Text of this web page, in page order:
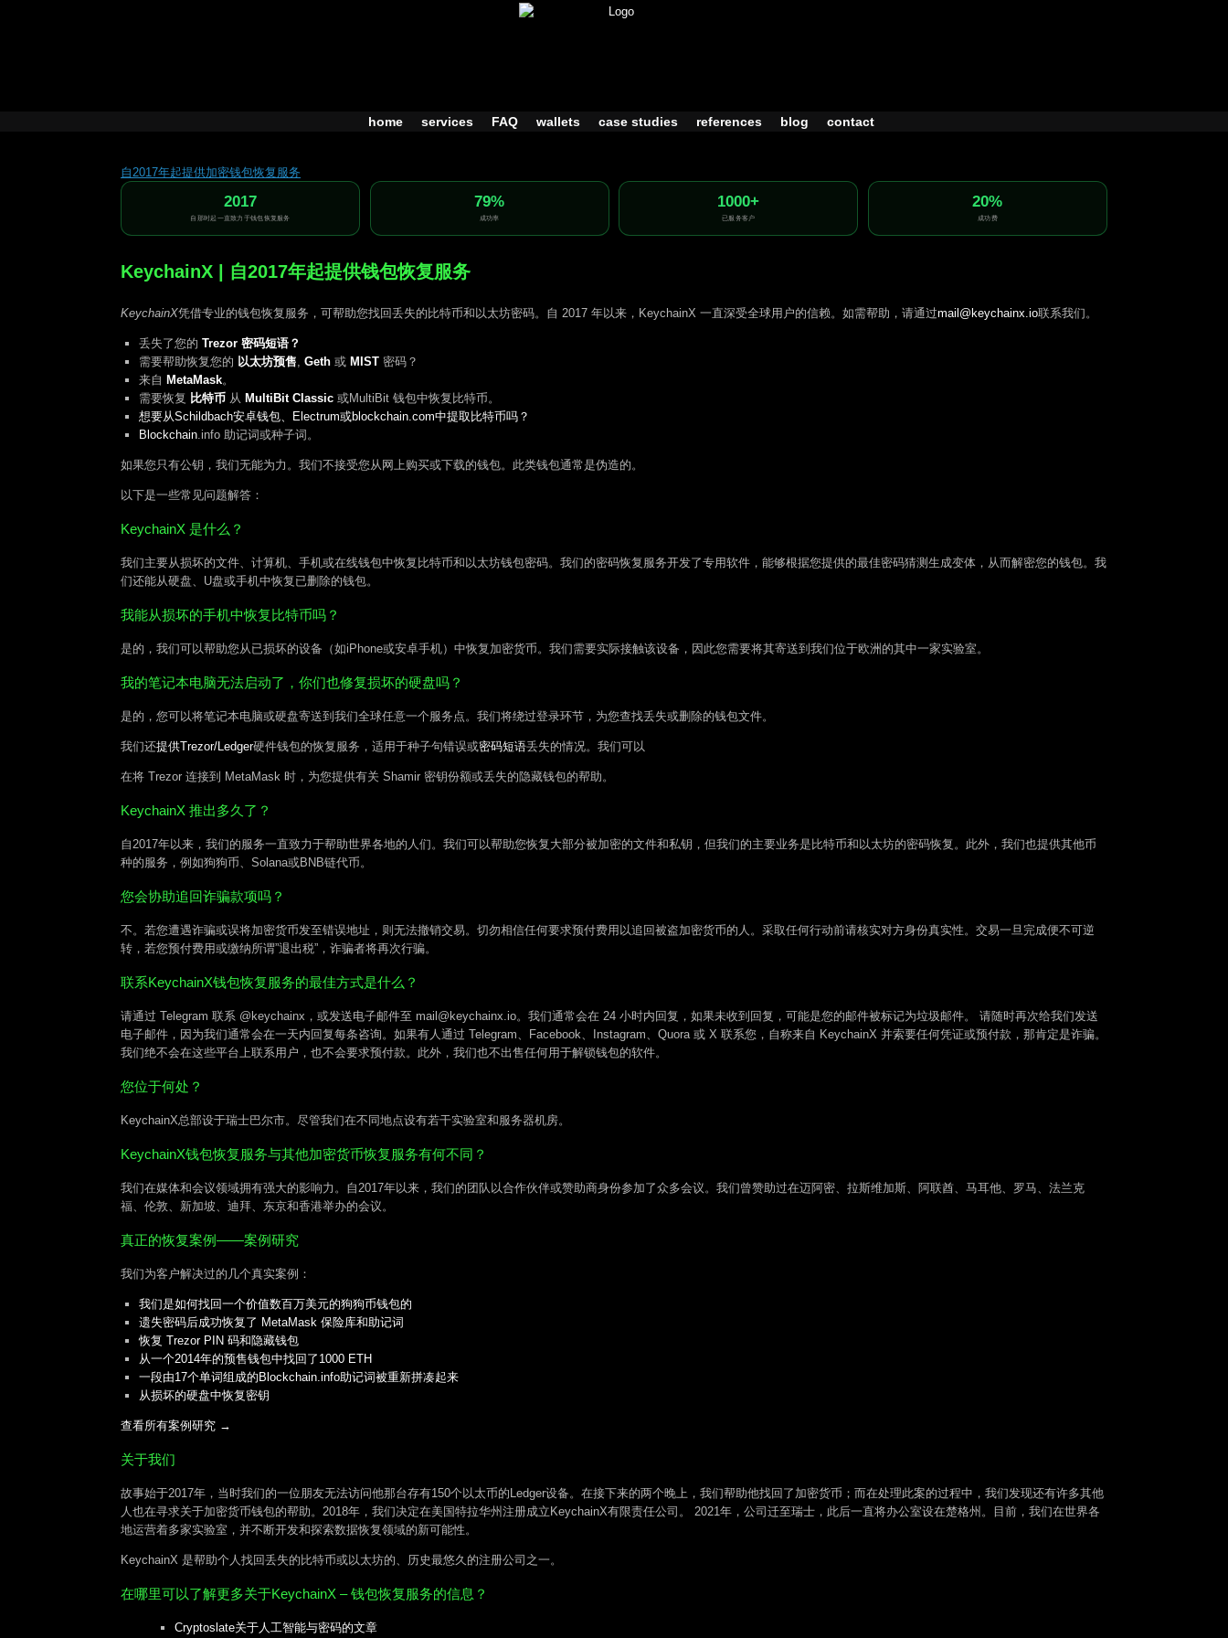
home services FAQ wallets case studies references blog contact
自2017年起提供加密钱包恢复服务
2017
自那时起一直致力于钱包恢复服务
79%
成功率
1000+
已服务客户
20%
成功费
KeychainX | 自2017年起提供钱包恢复服务
KeychainX凭借专业的钱包恢复服务，可帮助您找回丢失的比特币和以太坊密码。自 2017 年以来，KeychainX 一直深受全球用户的信赖。如需帮助，请通过mail@keychainx.io联系我们。
丢失了您的 Trezor 密码短语？
需要帮助恢复您的 以太坊预售, Geth或 MIST密码？
来自 MetaMask。
需要恢复 比特币从 MultiBit Classic或MultiBit 钱包中恢复比特币。
想要从Schildbach安卓钱包、Electrum或blockchain.com中提取比特币吗？
Blockchain.info 助记词或种子词。
如果您只有公钥，我们无能为力。我们不接受您从网上购买或下载的钱包。此类钱包通常是伪造的。
以下是一些常见问题解答：
KeychainX 是什么？
我们主要从损坏的文件、计算机、手机或在线钱包中恢复比特币和以太坊钱包密码。我们的密码恢复服务开发了专用软件，能够根据您提供的最佳密码猜测生成变体，从而解密您的钱包。我
们还能从硬盘、U盘或手机中恢复已删除的钱包。
我能从损坏的手机中恢复比特币吗？
是的，我们可以帮助您从已损坏的设备（如iPhone或安卓手机）中恢复加密货币。我们需要实际接触该设备，因此您需要将其寄送到我们位于欧洲的其中一家实验室。
我的笔记本电脑无法启动了，你们也修复损坏的硬盘吗？
是的，您可以将笔记本电脑或硬盘寄送到我们全球任意一个服务点。我们将绕过登录环节，为您查找丢失或删除的钱包文件。
我们还提供Trezor/Ledger硬件钱包的恢复服务，适用于种子句错误或密码短语丢失的情况。我们可以
在将 Trezor 连接到 MetaMask 时，为您提供有关 Shamir 密钥份额或丢失的隐藏钱包的帮助。
KeychainX 推出多久了？
自2017年以来，我们的服务一直致力于帮助世界各地的人们。我们可以帮助您恢复大部分被加密的文件和私钥，但我们的主要业务是比特币和以太坊的密码恢复。此外，我们也提供其他币
种的服务，例如狗狗币、Solana或BNB链代币。
您会协助追回诈骗款项吗？
不。若您遭遇诈骗或误将加密货币发至错误地址，则无法撤销交易。切勿相信任何要求预付费用以追回被盗加密货币的人。采取任何行动前请核实对方身份真实性。交易一旦完成便不可逆
转，若您预付费用或缴纳所谓”退出税”，诈骗者将再次行骗。
联系KeychainX钱包恢复服务的最佳方式是什么？
请通过 Telegram 联系 @keychainx，或发送电子邮件至 mail@keychainx.io。我们通常会在 24 小时内回复，如果未收到回复，可能是您的邮件被标记为垃圾邮件。 请随时再次给我们发送
电子邮件，因为我们通常会在一天内回复每条咨询。如果有人通过 Telegram、Facebook、Instagram、Quora 或 X 联系您，自称来自 KeychainX 并索要任何凭证或预付款，那肯定是诈骗。
我们绝不会在这些平台上联系用户，也不会要求预付款。此外，我们也不出售任何用于解锁钱包的软件。
您位于何处？
KeychainX总部设于瑞士巴尔市。尽管我们在不同地点设有若干实验室和服务器机房。
KeychainX钱包恢复服务与其他加密货币恢复服务有何不同？
我们在媒体和会议领域拥有强大的影响力。自2017年以来，我们的团队以合作伙伴或赞助商身份参加了众多会议。我们曾赞助过在迈阿密、拉斯维加斯、阿联酋、马耳他、罗马、法兰克
福、伦敦、新加坡、迪拜、东京和香港举办的会议。
真正的恢复案例——案例研究
我们为客户解决过的几个真实案例：
我们是如何找回一个价值数百万美元的狗狗币钱包的
遗失密码后成功恢复了 MetaMask 保险库和助记词
恢复 Trezor PIN 码和隐藏钱包
从一个2014年的预售钱包中找回了1000 ETH
一段由17个单词组成的Blockchain.info助记词被重新拼凑起来
从损坏的硬盘中恢复密钥
查看所有案例研究 →
关于我们
故事始于2017年，当时我们的一位朋友无法访问他那台存有150个以太币的Ledger设备。在接下来的两个晚上，我们帮助他找回了加密货币；而在处理此案的过程中，我们发现还有许多其他
人也在寻求关于加密货币钱包的帮助。2018年，我们决定在美国特拉华州注册成立KeychainX有限责任公司。 2021年，公司迁至瑞士，此后一直将办公室设在楚格州。目前，我们在世界各
地运营着多家实验室，并不断开发和探索数据恢复领域的新可能性。
KeychainX 是帮助个人找回丢失的比特币或以太坊的、历史最悠久的注册公司之一。
在哪里可以了解更多关于KeychainX – 钱包恢复服务的信息？
Cryptoslate关于人工智能与密码的文章